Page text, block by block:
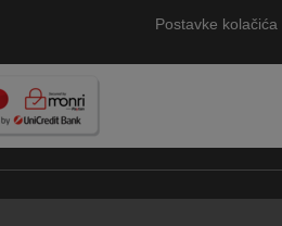
Postavke kolačića